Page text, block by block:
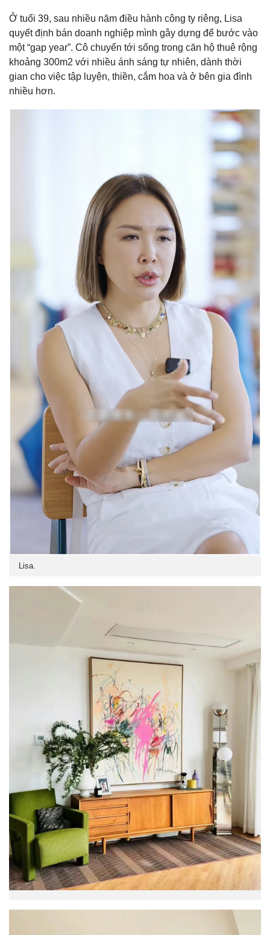
Ở tuổi 39, sau nhiều năm điều hành công ty riêng, Lisa
quyết định bán doanh nghiệp mình gây dựng để bước vào
một “gap year”. Cô chuyển tới sống trong căn hộ thuê rộng
khoảng 300m2 với nhiều ánh sáng tự nhiên, dành thời
gian cho việc tập luyện, thiền, cắm hoa và ở bên gia đình
nhiều hơn.
Lisa.